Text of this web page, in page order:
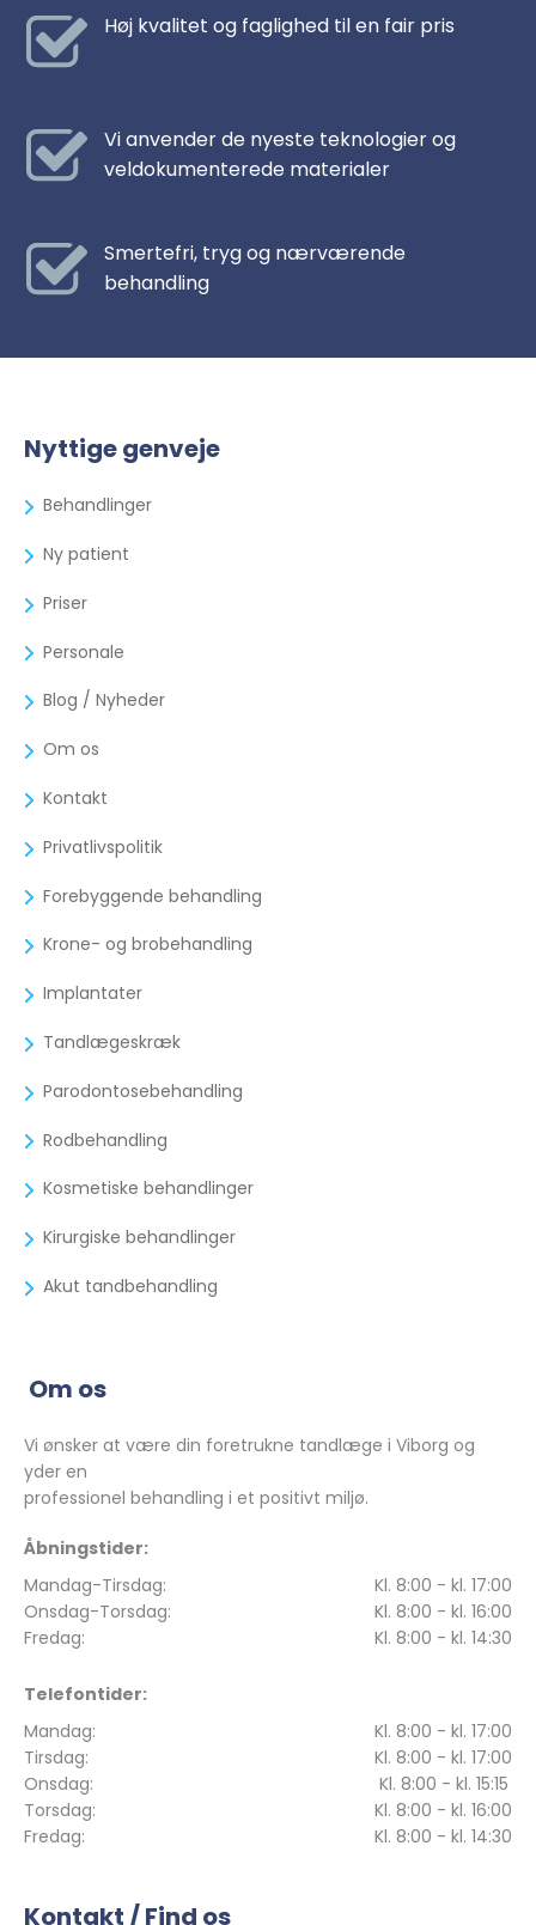
Høj kvalitet og faglighed til en fair pris
Vi anvender de nyeste teknologier og
veldokumenterede materialer
Smertefri, tryg og nærværende
behandling
Nyttige genveje
Behandlinger
Ny patient
Priser
Personale
Blog / Nyheder
Om os
Kontakt
Privatlivspolitik
Forebyggende behandling
Krone- og brobehandling
Implantater
Tandlægeskræk
Parodontosebehandling
Rodbehandling
Kosmetiske behandlinger
Kirurgiske behandlinger
Akut tandbehandling
Om os
Vi ønsker at være din foretrukne tandlæge i Viborg og
yder en
professionel behandling i et positivt miljø.
Åbningstider:
Mandag-Tirsdag:
Onsdag-Torsdag:
Fredag:
Kl. 8:00 - kl. 17:00
Kl. 8:00 - kl. 16:00
Kl. 8:00 - kl. 14:30
Telefontider:
Mandag:
Tirsdag:
Onsdag:
Torsdag:
Fredag:
Kl. 8:00 - kl. 17:00
Kl. 8:00 - kl. 17:00
Kl. 8:00 - kl. 15:15
Kl. 8:00 - kl. 16:00
Kl. 8:00 - kl. 14:30
Kontakt / Find os